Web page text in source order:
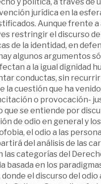
jurídica en la
Aunque frente a
restringir el discurso
la identidad, en
algunos argumentos
a la igual dignidad
conductas, sin recurrir
la cuestión que ha
o provocación-
se entiende por
de odio en general y
el odio a las
del análisis de las
las categorías del
en los
el discurso del